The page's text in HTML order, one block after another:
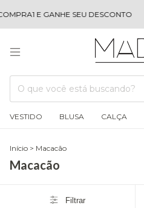
E GANHE SEU DESCONTO
VESTIDO BLUSA CALÇA
Início > Macacão
Macacão
Filtrar